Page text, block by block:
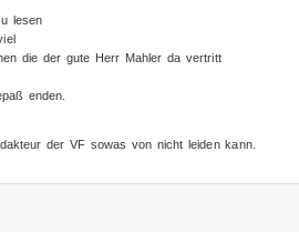
lesen
die der gute Herr Mahler da vertritt
enden.
der VF sowas von nicht leiden kann.